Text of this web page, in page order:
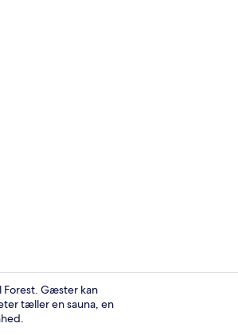
Forest. Gæster kan
tæller en sauna, en